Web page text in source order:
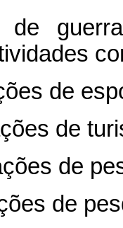
de
de
de
de